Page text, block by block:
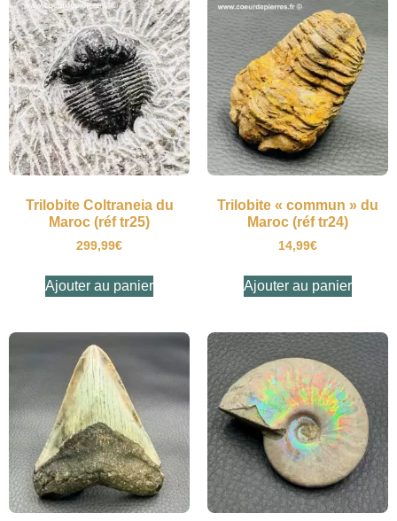
Trilobite Coltraneia du
Maroc (réf tr25)
299,99€
Ajouter au panier
Trilobite « commun » du
Maroc (réf tr24)
14,99€
Ajouter au panier